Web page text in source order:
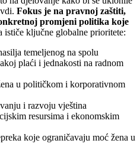
Fokus je na pravnoj zaštiti,
promjeni politika koje
ističe ključne globalne prioritete:
temeljenog na spolu
plaći i jednakosti na radnom
u političkom i korporativnom
i razvoju vještina
resursima i ekonomskim
koje ograničavaju moć žena u